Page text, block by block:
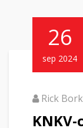
26
sep 2024
Rick